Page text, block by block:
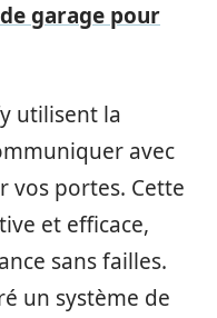
garage pour
utilisent la
avec
vos portes. Cette
et efficace,
sans failles.
un système de